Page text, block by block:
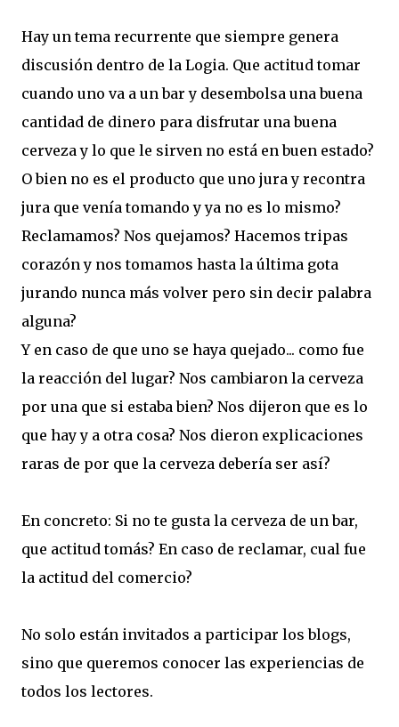
Hay un tema recurrente que siempre genera
discusión dentro de la Logia. Que actitud tomar
cuando uno va a un bar y desembolsa una buena
cantidad de dinero para disfrutar una buena
cerveza y lo que le sirven no está en buen estado?
O bien no es el producto que uno jura y recontra
jura que venía tomando y ya no es lo mismo?
Reclamamos? Nos quejamos? Hacemos tripas
corazón y nos tomamos hasta la última gota
jurando nunca más volver pero sin decir palabra
alguna?
Y en caso de que uno se haya quejado... como fue
la reacción del lugar? Nos cambiaron la cerveza
por una que si estaba bien? Nos dijeron que es lo
que hay y a otra cosa? Nos dieron explicaciones
raras de por que la cerveza debería ser así?
En concreto: Si no te gusta la cerveza de un bar,
que actitud tomás? En caso de reclamar, cual fue
la actitud del comercio?
No solo están invitados a participar los blogs,
sino que queremos conocer las experiencias de
todos los lectores.